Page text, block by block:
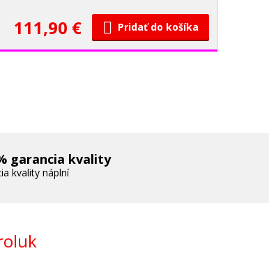
111,90 € Pridať do košíka
garancia kvality
kvality náplní